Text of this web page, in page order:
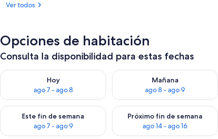
Ver todos
Opciones de habitación
Consulta la disponibilidad para estas fechas
Hoy
ago 7 - ago 8
Consulta la disponibilidad para hoy ago 7 - ago 8
Mañana
ago 8 - ago 9
Consulta la disponibilidad
Este fin de semana
ago 7 - ago 9
Consulta la disponibilidad para este fin de semana ago 7 -
Próximo fin de semana
ago 14 - ago 16
Consulta la disponibilidad